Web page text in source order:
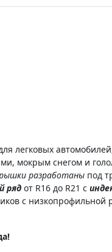
мокрым снегом и
разработаны под
ряд от R16 до R21 с
с низкопрофильной